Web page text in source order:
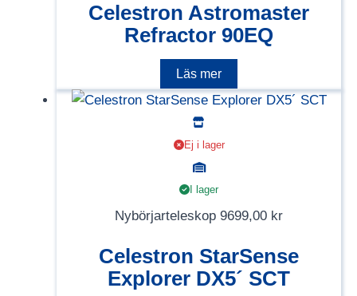
Celestron Astromaster
Refractor 90EQ
Läs mer
Ej i lager
I lager
Nybörjarteleskop 9699,00 kr
Celestron StarSense
Explorer DX5´ SCT